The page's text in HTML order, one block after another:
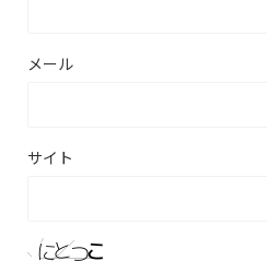
メール
サイト